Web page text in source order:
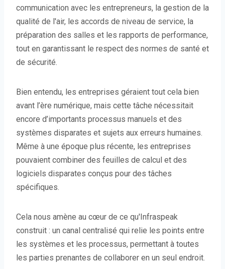
communication avec les entrepreneurs, la gestion de la
qualité de l'air, les accords de niveau de service, la
préparation des salles et les rapports de performance,
tout en garantissant le respect des normes de santé et
de sécurité.
Bien entendu, les entreprises géraient tout cela bien
avant l’ère numérique, mais cette tâche nécessitait
encore d’importants processus manuels et des
systèmes disparates et sujets aux erreurs humaines.
Même à une époque plus récente, les entreprises
pouvaient combiner des feuilles de calcul et des
logiciels disparates conçus pour des tâches
spécifiques.
Cela nous amène au cœur de ce qu'Infraspeak
construit : un canal centralisé qui relie les points entre
les systèmes et les processus, permettant à toutes
les parties prenantes de collaborer en un seul endroit.